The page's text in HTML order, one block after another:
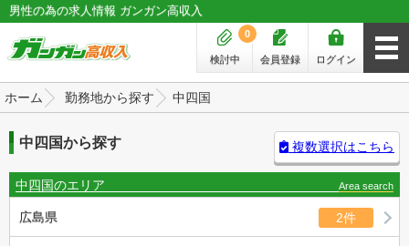
男性の為の求人情報 ガンガン高収入
ログイン
会員登録
検討中
0
ホーム 勤務地から探す 中四国
中四国から探す 複数選択はこちら
中四国のエリア Area search
広島県 2件